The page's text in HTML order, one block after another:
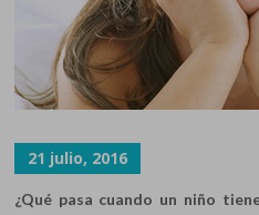
21 julio, 2016
¿Qué pasa cuando un niño